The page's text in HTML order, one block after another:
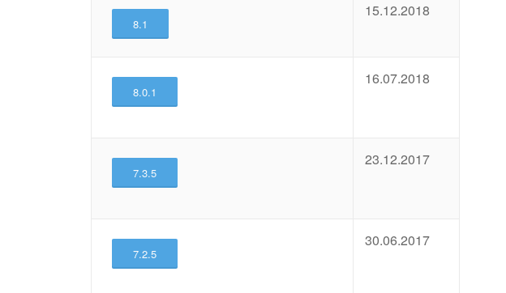
8.1
15.12.2018
8.0.1
16.07.2018
7.3.5
23.12.2017
7.2.5
30.06.2017